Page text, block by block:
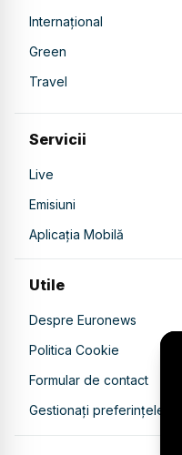
Internațional
Green
Travel
Servicii
Live
Emisiuni
Aplicația Mobilă
Utile
Despre Euronews
Politica Cookie
Formular de contact
Gestionați preferințele